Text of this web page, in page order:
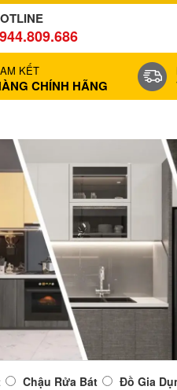
KẾT
CHÍNH HÃNG
Chậu Rửa Bát Đồ Gia